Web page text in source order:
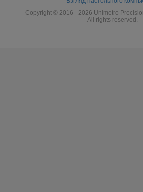
Copyright © 2016 - 2026 Unimetro
All rights reserved.